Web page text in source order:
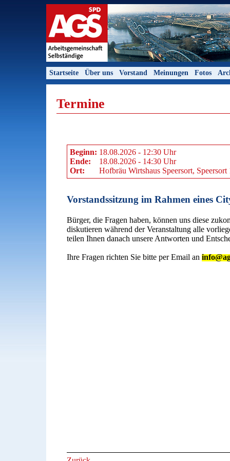
Startseite Über uns Vorstand Meinungen Fotos
Termine
Beginn: 18.08.2026 - 12:30 Uhr
Ende: 18.08.2026 - 14:30 Uhr
Ort: Hofbräu Wirtshaus Speersort,
Vorstandssitzung im Rahmen eines
Bürger, die Fragen haben, können uns diese
diskutieren während der Veranstaltung alle
teilen Ihnen danach unsere Antworten und
Ihre Fragen richten Sie bitte per Email an